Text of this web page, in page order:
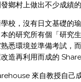
鄉村上做出不少成績的
校，沒有日文基礎的
的研究所有個「研究
悉環境並準備考試，
造再利用而成的
來自教授自己